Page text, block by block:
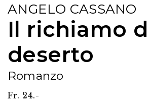
ANGELO CASSANO
Il richiamo
deserto
Romanzo
Fr. 24.-